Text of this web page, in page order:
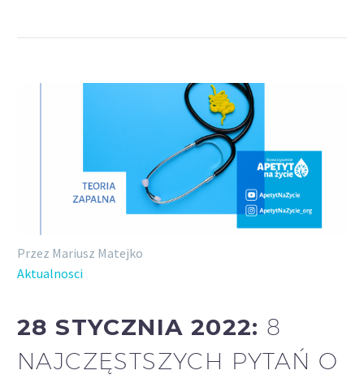
Przez Mariusz Matejko
Aktualnosci
28 STYCZNIA 2022: 8
NAJCZĘSTSZYCH PYTAŃ O